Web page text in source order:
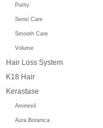
Purity
Sensi Care
Smooth Care
Volume
Hair Loss System
K18 Hair
Kerastase
Aminexil
Aura Botanica